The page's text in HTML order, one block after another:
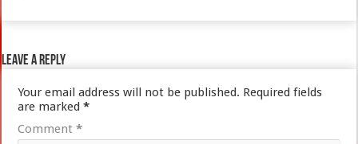
Leave a Reply
Your email address will not be published. Required fields
are marked*
Comment*